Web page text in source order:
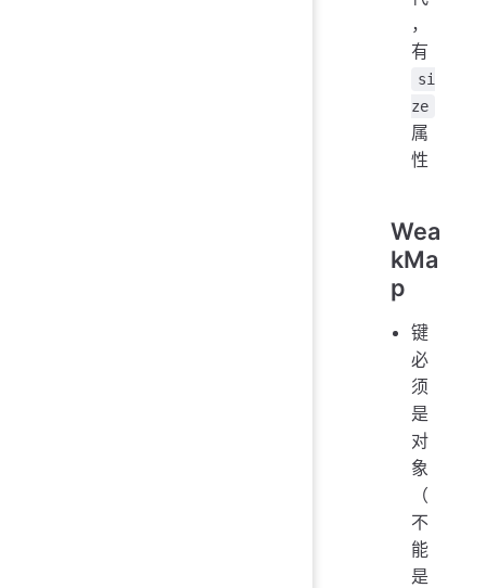
，
有
si
ze
属
性
Wea
kMa
p
键
必
须
是
对
象
（
不
能
是